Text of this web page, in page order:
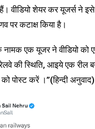
वीडियो शेयर कर यूजर्स ने इसे
पर कटाक्ष किया है।
एक यूजर ने वीडियो को
की स्थिति, आइये एक रील
पोस्ट करें ।”(हिन्दी अनुवाद)